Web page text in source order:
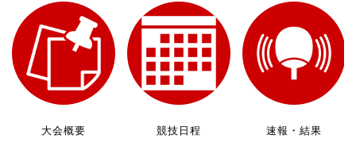
大会概要 競技日程 速報・結果